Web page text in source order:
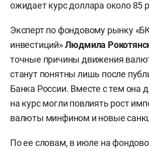
ожидает курс доллара около 85
Эксперт по фондовому рынку
инвестиций»Людмила
точные причины движения
станут понятны лишь после
Банка России. Вместе с тем она
на курс могли повлиять рост
валюты минфином и новые
По ее словам, в июле на